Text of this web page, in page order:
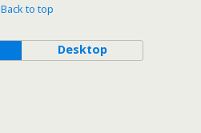
Back to top
Desktop